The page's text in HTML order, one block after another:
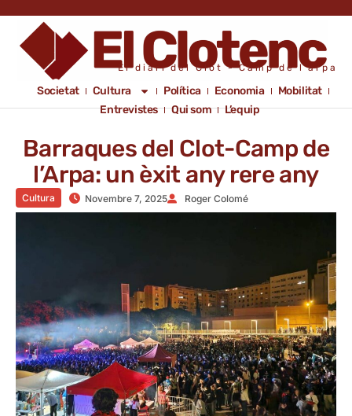
El diari del Clot - Camp de l'arpa
Societat Cultura Política Economia
Mobilitat
Entrevistes
Qui som L’equip
Barraques del Clot-Camp de
l’Arpa: un èxit any rere any
Cultura Novembre 7, 2025 Roger Colomé